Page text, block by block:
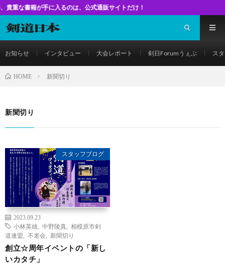
手に入るのは、公式通販サイトだけ！
お知らせ インタビュー 大会レポート 剣日Forumうぇぶ ス
HOME 新聞切り
新聞切り
スタッフブログ
2023.09.23
小林英雄
中野陵真
相模原市剣
道連盟
不老会 新聞切り
創立☆周年イベントの「新し
いカタチ」